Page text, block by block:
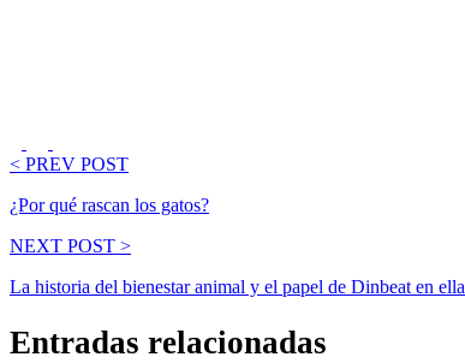
< PREV POST
¿Por qué rascan los gatos?
NEXT POST >
La historia del bienestar animal y el papel de Dinbeat en ella
Entradas relacionadas